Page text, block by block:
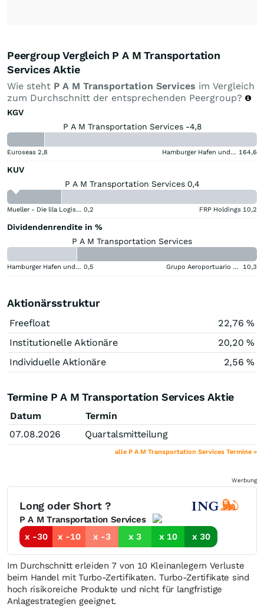
Peergroup Vergleich P A M Transportation
Services Aktie
Wie steht P A M Transportation Services im Vergleich
zum Durchschnitt der entsprechenden Peergroup?
KGV
P A M Transportation Services -4,8
Euroseas 2,8 Hamburger Hafen und Logistik 164,6
KUV
P A M Transportation Services 0,4
Mueller - Die lila Logistik 0,2 FRP Holdings 10,2
Dividendenrendite in %
P A M Transportation Services
Hamburger Hafen und Logistik 0,5 Grupo Aeroportuario del Centro Norte SAB de CV (B) (B) 10,3
Aktionärsstruktur
Freefloat
22,76 %
Institutionelle Aktionäre
20,20 %
Individuelle Aktionäre
2,56 %
Termine P A M Transportation Services Aktie
Datum
Termin
07.08.2026
Quartalsmitteilung
alle P A M Transportation Services Termine »
Werbung
Long oder Short ?
P A M Transportation Services
x -30
x -10 x -3 x 3 x 10 x 30
Im Durchschnitt erleiden 7 von 10 Kleinanlegern Verluste
beim Handel mit Turbo-Zertifikaten. Turbo-Zertifikate sind
hoch risikoreiche Produkte und nicht für langfristige
Anlagestrategien geeignet.